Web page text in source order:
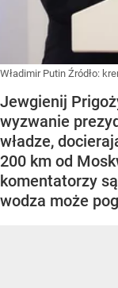
Władimir Putin Źródło:
Jewgienij
wyzwanie
władze,
200 km od
komentatorzy
wodza może